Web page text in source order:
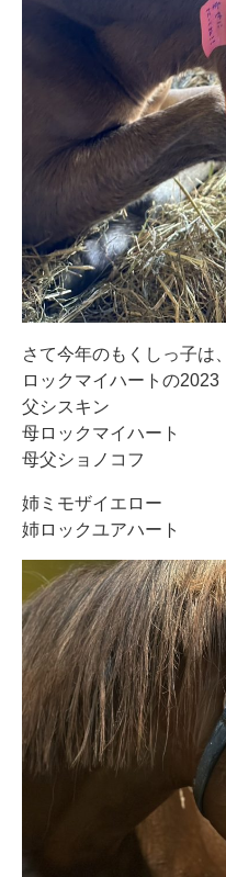
さて今年のもくしっ子は、
ロックマイハートの2023
父シスキン
母ロックマイハート
母父ショノコフ
姉ミモザイエロー
姉ロックユアハート